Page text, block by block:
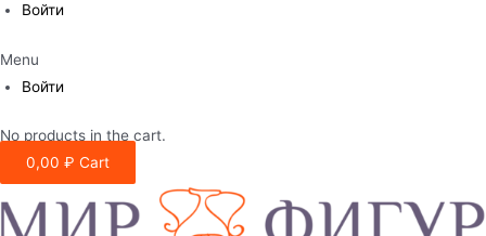
Войти
Menu
Войти
No products in the cart.
0,00 ₽ Cart